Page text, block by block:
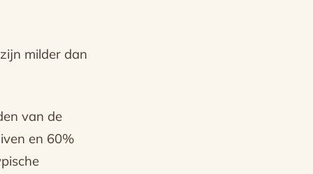
milder dan
van de
en 60%